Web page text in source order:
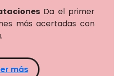
Da el primer
más acertadas con
más